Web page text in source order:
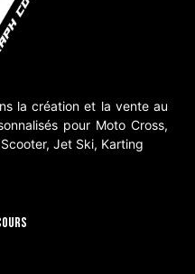
la création et la vente au
pour Moto Cross,
Jet Ski, Karting